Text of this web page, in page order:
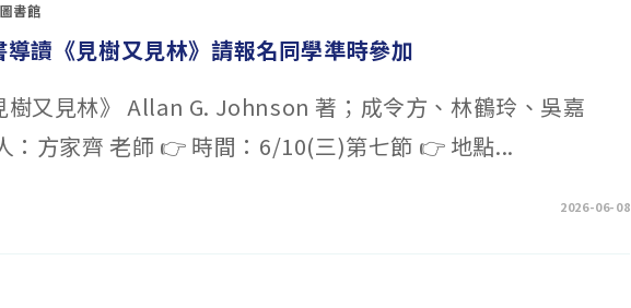
書館
讀《見樹又見林》請報名同學準時參加
樹又見林》 Allan G. Johnson 著；成令方、林鶴玲、吳嘉
：方家齊 老師 👉 時間：6/10(三)第七節 👉 地點...
2026-06-08